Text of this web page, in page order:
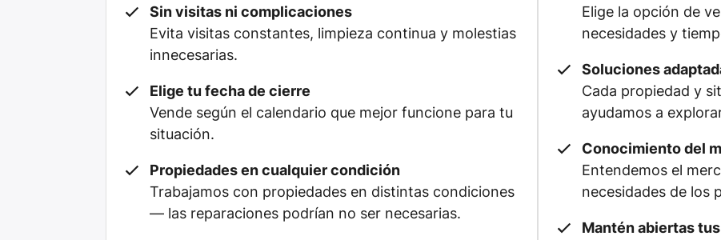
Sin visitas ni complicaciones
Evita visitas constantes, limpieza continua y molestias
innecesarias.
Elige tu fecha de cierre
Vende según el calendario que mejor funcione para tu
situación.
Propiedades en cualquier condición
Trabajamos con propiedades en distintas condiciones
— las reparaciones podrían no ser necesarias.
Elige la opción de
necesidades y
Soluciones
Cada propiedad y
ayudamos a
Conocimiento del
Entendemos el
necesidades de los
Mantén abiertas